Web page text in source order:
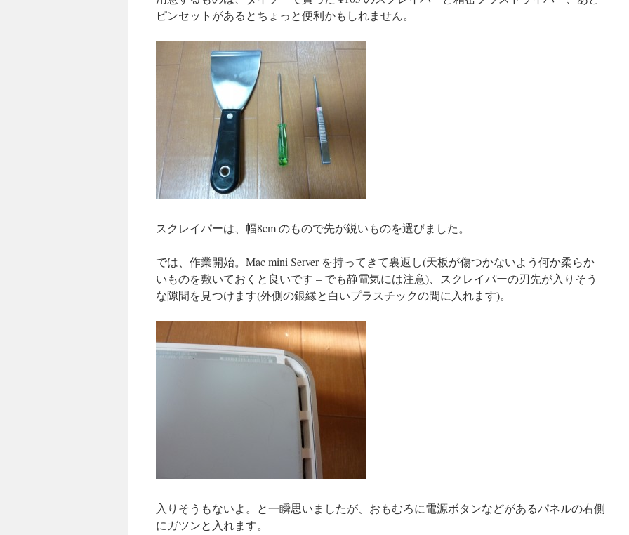
ピンセットがあるとちょっと便利かもしれません。
スクレイパーは、幅8cm のもので先が鋭いものを選びました。
では、作業開始。Mac mini Server を持ってきて裏返し(天板が傷つかないよう何か柔らか
いものを敷いておくと良いです – でも静電気には注意)、スクレイパーの刃先が入りそう
な隙間を見つけます(外側の銀縁と白いプラスチックの間に入れます)。
入りそうもないよ。と一瞬思いましたが、おもむろに電源ボタンなどがあるパネルの右側
にガツンと入れます。